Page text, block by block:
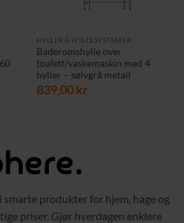
HYLLER & HYLLESYSTEMER
Baderomshylle over
toalett/vaskemaskin med 4
hyller – sølvgrå metall
839,00kr
produkter for hjem, hage og
priser. Gjør hverdagen enklere